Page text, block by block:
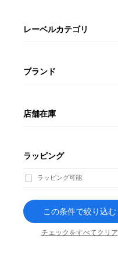
レーベルカテゴリ
ブランド
店舗在庫
ラッピング
ラッピング可能
この条件で絞り込む
チェックをすべてクリア